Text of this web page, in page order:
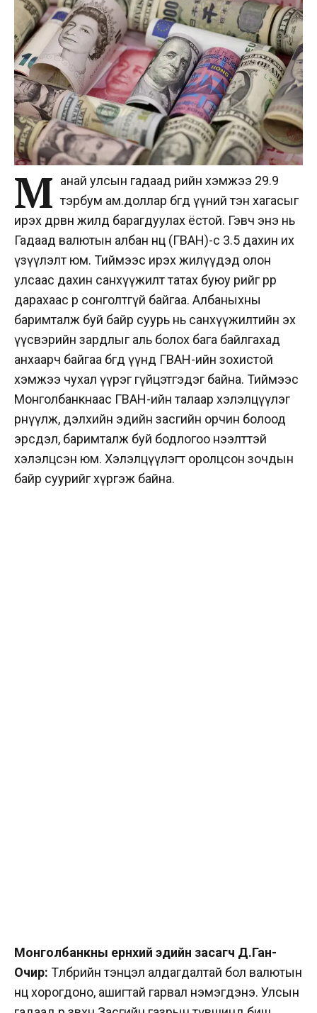
М анай улсын гадаад өрийн хэмжээ 29.9
тэрбум ам.доллар бөгөөд үүний тэн хагасыг
ирэх дөрвөн жилд барагдуулах ёстой. Гэвч энэ нь
Гадаад валютын албан нөөц (ГВАН)-өөс 3.5 дахин их
үзүүлэлт юм. Тиймээс ирэх жилүүдэд олон
улсаас дахин санхүүжилт татах буюу өрийг өрөөр
дарахаас өөр сонголтгүй байгаа. Албаныхны
баримталж буй байр суурь нь санхүүжилтийн эх
үүсвэрийн зардлыг аль болох бага байлгахад
анхаарч байгаа бөгөөд үүнд ГВАН-ийн зохистой
хэмжээ чухал үүрэг гүйцэтгэдэг байна. Тиймээс
Монголбанкнаас ГВАН-ийн талаар хэлэлцүүлэг
өрнүүлж, дэлхийн эдийн засгийн орчин болоод
эрсдэл, баримталж буй бодлогоо нээлттэй
хэлэлцсэн юм. Хэлэлцүүлэгт оролцсон зочдын
байр суурийг хүргэж байна.
Монголбанкны ерөнхий эдийн засагч Д.Ган-
Очир: Төлбөрийн тэнцэл алдагдалтай бол валютын
нөөц хорогдоно, ашигтай гарвал нэмэгдэнэ. Улсын